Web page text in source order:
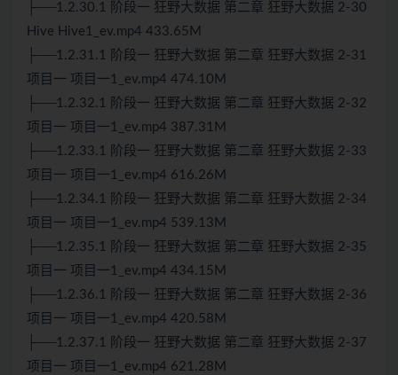
├──1.2.30.1 阶段一 狂野大数据 第二章 狂野大数据 2-30
Hive Hive1_ev.mp4 433.65M
├──1.2.31.1 阶段一 狂野大数据 第二章 狂野大数据 2-31
项目一 项目一1_ev.mp4 474.10M
├──1.2.32.1 阶段一 狂野大数据 第二章 狂野大数据 2-32
项目一 项目一1_ev.mp4 387.31M
├──1.2.33.1 阶段一 狂野大数据 第二章 狂野大数据 2-33
项目一 项目一1_ev.mp4 616.26M
├──1.2.34.1 阶段一 狂野大数据 第二章 狂野大数据 2-34
项目一 项目一1_ev.mp4 539.13M
├──1.2.35.1 阶段一 狂野大数据 第二章 狂野大数据 2-35
项目一 项目一1_ev.mp4 434.15M
├──1.2.36.1 阶段一 狂野大数据 第二章 狂野大数据 2-36
项目一 项目一1_ev.mp4 420.58M
├──1.2.37.1 阶段一 狂野大数据 第二章 狂野大数据 2-37
项目一 项目一1_ev.mp4 621.28M